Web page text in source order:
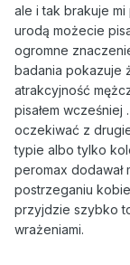
ale i tak brakuje
urodą możecie
ogromne
badania pokazuje
atrakcyjność
pisałem
oczekiwać z
typie albo tylko
peromax dodawał
postrzeganiu
przyjdzie szybko
wrażeniami.